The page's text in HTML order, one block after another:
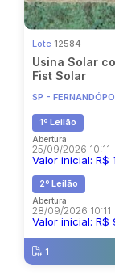
Lote 12584
Usina Solar
Fist Solar
SP -
1º Leilão
Abertura
25/09/2026 10:11
Valor inicial: R$
2º Leilão
Abertura
28/09/2026 10:11
Valor inicial:
1